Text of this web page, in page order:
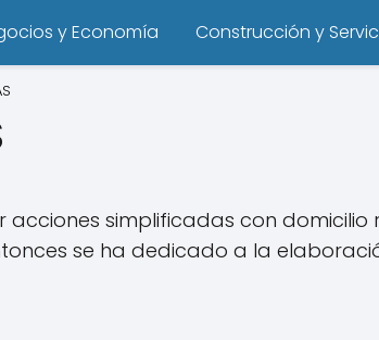
y Economía Construcción y
acciones simplificadas con
se ha dedicado a la